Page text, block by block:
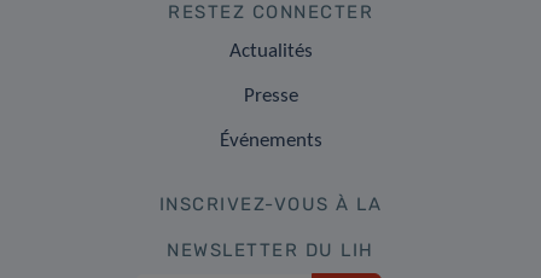
RESTEZ CONNECTER
Actualités
Presse
Événements
INSCRIVEZ-VOUS À LA
NEWSLETTER DU LIH